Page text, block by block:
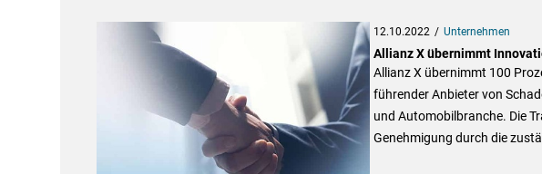
12.10.2022 Unternehmen
Allianz X übernimmt
Allianz X übernimmt 100
führender Anbieter von
und Automobilbranche. Die
Genehmigung durch die